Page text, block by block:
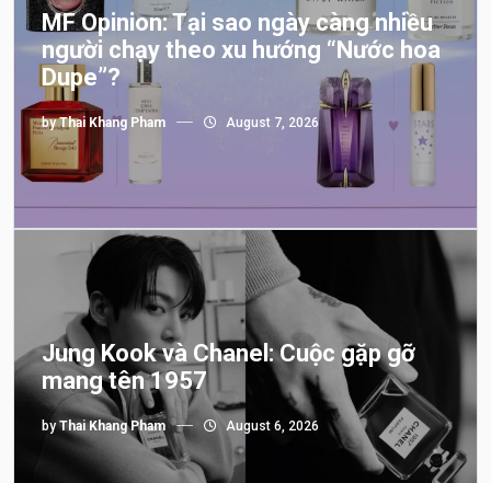
MF Opinion: Tại sao ngày càng nhiều
người chạy theo xu hướng “Nước hoa
Dupe”?
byThai Khang Pham August 7, 2026
Jung Kook và Chanel: Cuộc gặp gỡ
mang tên 1957
byThai Khang Pham August 6, 2026